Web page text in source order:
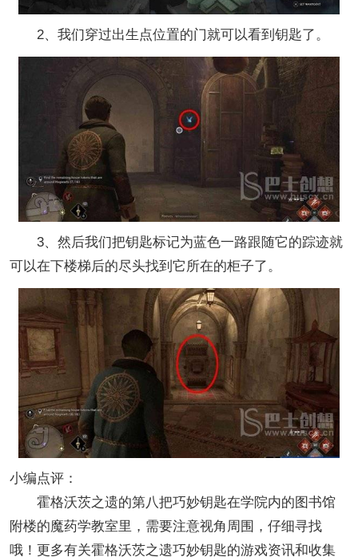
2、我们穿过出生点位置的门就可以看到钥匙了。
3、然后我们把钥匙标记为蓝色一路跟随它的踪迹就
可以在下楼梯后的尽头找到它所在的柜子了。
小编点评：
霍格沃茨之遗的第八把巧妙钥匙在学院内的图书馆
附楼的魔药学教室里，需要注意视角周围，仔细寻找
哦！更多有关霍格沃茨之遗巧妙钥匙的游戏资讯和收集